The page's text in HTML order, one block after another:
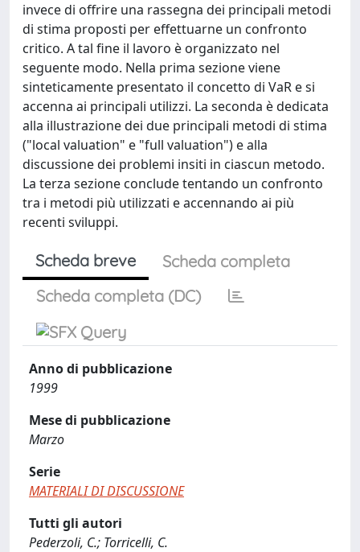
invece di offrire una rassegna dei principali metodi
di stima proposti per effettuarne un confronto
critico. A tal fine il lavoro è organizzato nel
seguente modo. Nella prima sezione viene
sinteticamente presentato il concetto di VaR e si
accenna ai principali utilizzi. La seconda è dedicata
alla illustrazione dei due principali metodi di stima
("local valuation" e "full valuation") e alla
discussione dei problemi insiti in ciascun metodo.
La terza sezione conclude tentando un confronto
tra i metodi più utilizzati e accennando ai più
recenti sviluppi.
Scheda breve
Scheda completa
Scheda completa (DC)
Anno di pubblicazione
1999
Mese di pubblicazione
Marzo
Serie
MATERIALI DI DISCUSSIONE
Tutti gli autori
Pederzoli, C.; Torricelli, C.